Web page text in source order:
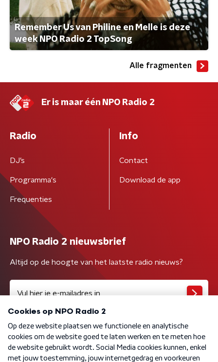
Remember Us van Philine en Melle is deze
week NPO Radio 2 TopSong
Alle fragmenten
Er is maar één NPO Radio 2
Radio
DJ’s
Programma's
Frequenties
Info
Contact
Download de app
NPO Radio 2 nieuwsbrief
Altijd op de hoogte van het laatste radio nieuws?
Algemene voorwaarden